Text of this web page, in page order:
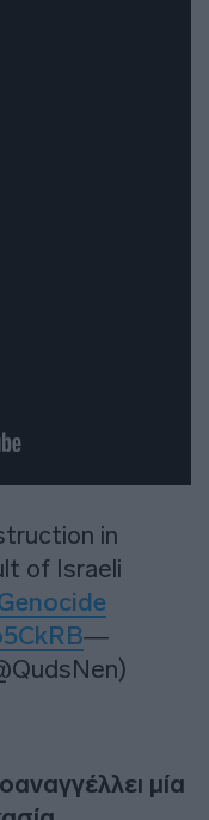
in
of Israeli
—
μία